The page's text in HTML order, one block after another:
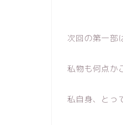
次回の第一部
私物も何点か
私自身、とっ